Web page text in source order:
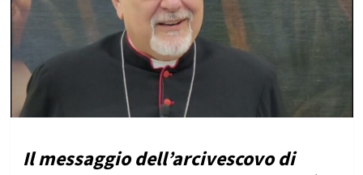
Il messaggio dell’arcivescovo di